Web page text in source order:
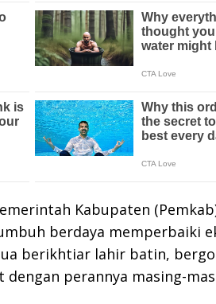
Kabupaten
berdaya memperbaiki
berikhtiar lahir batin,
perannya masing-